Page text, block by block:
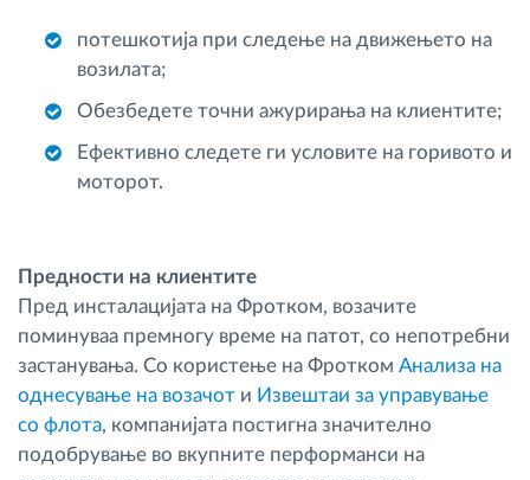
потешкотија при следење на движењето на
возилата;
Обезбедете точни ажурирања на клиентите;
Ефективно следете ги условите на горивото и
моторот.
Предности на клиентите
Пред инсталацијата на Фротком, возачите
поминуваа премногу време на патот, со непотребни
застанувања. Со користење на Фротком Анализа на
однесување на возачот и Извештаи за управување
со флота, компанијата постигна значително
подобрување во вкупните перформанси на